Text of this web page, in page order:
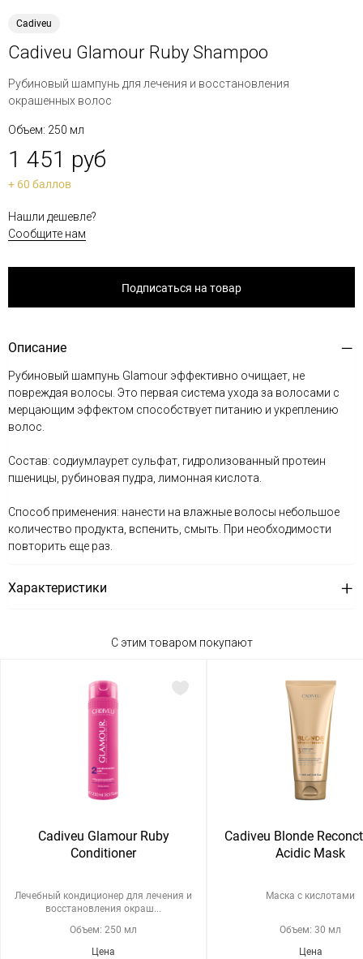
Cadiveu
Cadiveu Glamour Ruby Shampoo
Рубиновый шампунь для лечения и восстановления
окрашенных волос
Объем: 250 мл
1 451 руб
+ 60 баллов
Нашли дешевле?
Сообщите нам
Подписаться на товар
Описание
Рубиновый шампунь Glamour эффективно очищает, не
повреждая волосы. Это первая система ухода за волосами с
мерцающим эффектом способствует питанию и укреплению
волос.
Состав: содиумлаурет сульфат, гидролизованный протеин
пшеницы, рубиновая пудра, лимонная кислота.
Способ применения: нанести на влажные волосы небольшое
количество продукта, вспенить, смыть. При необходимости
повторить еще раз.
Характеристики
С этим товаром покупают
Cadiveu Glamour Ruby
Conditioner
Лечебный кондиционер для лечения и
восстановления окраш...
Объем: 250 мл
Цена
Cadiveu Blonde
Acidic Mask
Маска с кислотами
Объем: 30 мл
Цена